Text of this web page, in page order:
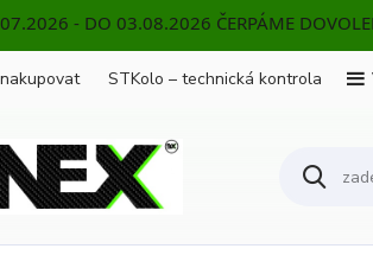
- DO 03.08.2026 ČERPÁME
STKolo – technická kontrola